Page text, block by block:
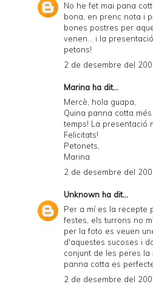
No he fet mai pana
bona, en prenc nota i
bones postres per
venen... i la
petons!
2 de desembre del
Marina ha dit...
Mercè, hola guapa,
Quina panna cotta
temps! La presentació
Felicitats!
Petonets,
Marina
2 de desembre del
Unknown ha dit...
Per a mí es la recepte
festes, els turrons no
per la foto es veuen
d'aquestes sucoses i
conjunt de les peres la
panna cotta es
2 de desembre del